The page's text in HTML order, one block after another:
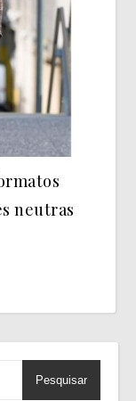
neutras
Pesquisar